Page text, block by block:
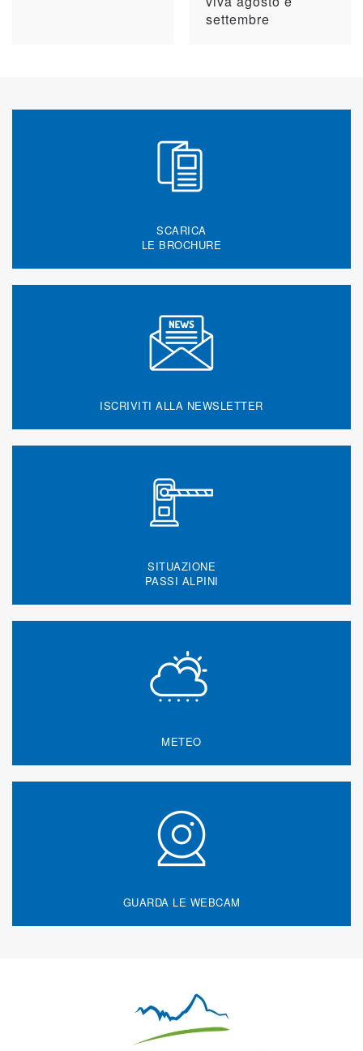
settembre
SCARICA
LE BROCHURE
ISCRIVITI ALLA NEWSLETTER
SITUAZIONE
PASSI ALPINI
METEO
GUARDA LE WEBCAM